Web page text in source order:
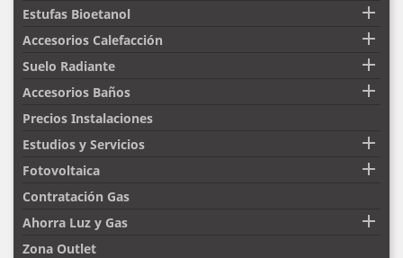
Estufas Bioetanol 
Accesorios Calefacción 
Suelo Radiante 
Accesorios Baños 
Precios Instalaciones
Estudios y Servicios

Fotovoltaica 
Contratación Gas
Ahorra Luz y Gas

Zona Outlet